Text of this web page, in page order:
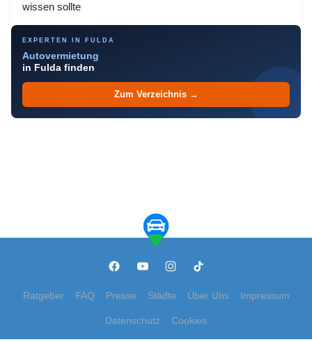
wissen sollte
EXPERTEN IN FULDA
Autovermietung
in Fulda finden
Zum Verzeichnis →
Ratgeber FAQ Presse Städte Über Uns Impressum
Datenschutz Cookies